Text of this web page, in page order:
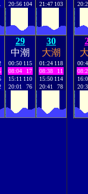
20:56 104
21:47 103
29
中潮
00:50 115
08:04
17
15:11 110
20:01
76
30
大潮
01:24 118
08:38
11
15:50 114
20:41
78